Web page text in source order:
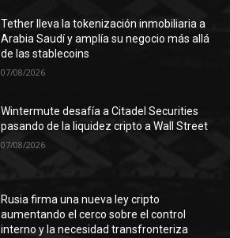
Tether lleva la tokenización inmobiliaria a
Arabia Saudí y amplía su negocio más allá
de las stablecoins
07/08/2026
Wintermute desafía a Citadel Securities
pasando de la liquidez cripto a Wall Street
07/08/2026
Rusia firma una nueva ley cripto
aumentando el cerco sobre el control
interno y la necesidad transfronteriza